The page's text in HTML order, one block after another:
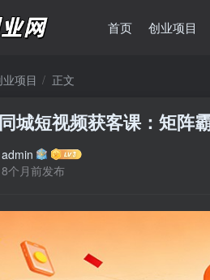
首页 创业项目
项目 正文
城短视频获客课：矩阵
admin
8个月前发布